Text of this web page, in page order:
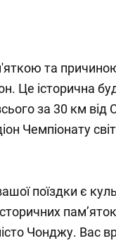
та причиною
Це історична
за 30 км
Чемпіонату
поїздки є
Чонджу. Вас